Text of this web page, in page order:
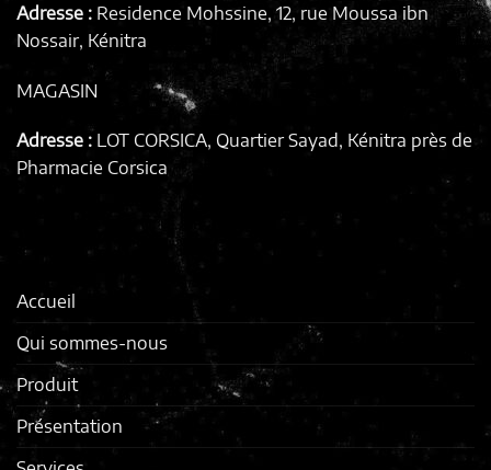
Adresse : Residence Mohssine, 12, rue Moussa ibn
Nossair, Kénitra
MAGASIN
Adresse : LOT CORSICA, Quartier Sayad, Kénitra près de
Pharmacie Corsica
Accueil
Qui sommes-nous
Produit
Présentation